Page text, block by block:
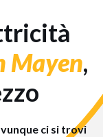
Mayen,
ci si trovi